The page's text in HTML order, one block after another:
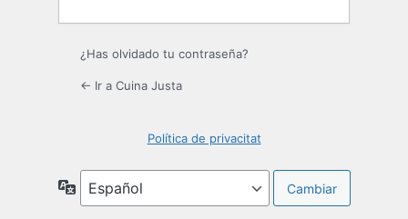
¿Has olvidado tu contraseña?
← Ir a Cuina Justa
Política de privacitat
Idioma